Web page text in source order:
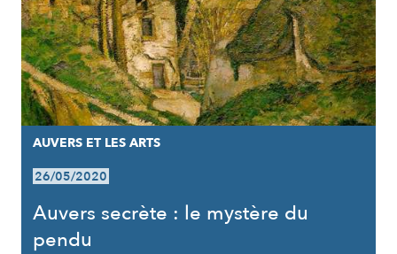
AUVERS ET LES ARTS
26/05/2020
Auvers secrète : le mystère du
pendu